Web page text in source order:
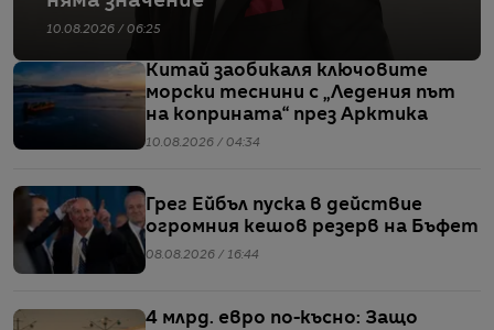
10.08.2026 / 06:25
Китай заобикаля ключовите
морски теснини с „Ледения път
на коприната“ през Арктика
10.08.2026 / 04:34
Грег Ейбъл пуска в действие
огромния кешов резерв на Бъфет
08.08.2026 / 16:44
4 млрд. евро по-късно: Защо